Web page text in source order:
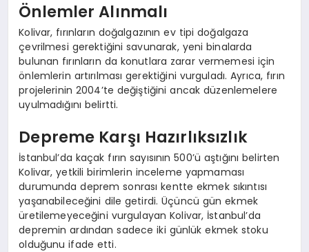
Önlemler Alınmalı
Kolivar, fırınların doğalgazının ev tipi doğalgaza
çevrilmesi gerektiğini savunarak, yeni binalarda
bulunan fırınların da konutlara zarar vermemesi için
önlemlerin artırılması gerektiğini vurguladı. Ayrıca, fırın
projelerinin 2004’te değiştiğini ancak düzenlemelere
uyulmadığını belirtti.
Depreme Karşı Hazırlıksızlık
İstanbul’da kaçak fırın sayısının 500’ü aştığını belirten
Kolivar, yetkili birimlerin inceleme yapmaması
durumunda deprem sonrası kentte ekmek sıkıntısı
yaşanabileceğini dile getirdi. Üçüncü gün ekmek
üretilemeyeceğini vurgulayan Kolivar, İstanbul’da
depremin ardından sadece iki günlük ekmek stoku
olduğunu ifade etti.